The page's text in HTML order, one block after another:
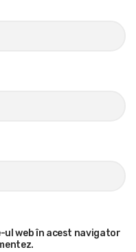
ul web în acest navigator